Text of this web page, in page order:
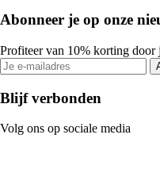
Abonneer je op onze
Profiteer van 10% korting door
Blijf verbonden
Volg ons op sociale media